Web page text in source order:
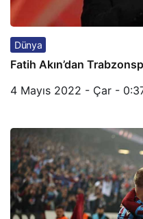
Dünya
Fatih Akın’dan
4 Mayıs 2022 - Çar -